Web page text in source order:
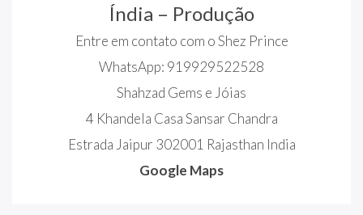
Índia – Produção
Entre em contato com o Shez Prince
WhatsApp: 919929522528
Shahzad Gems e Jóias
4 Khandela Casa Sansar Chandra
Estrada Jaipur 302001 Rajasthan India
Google Maps